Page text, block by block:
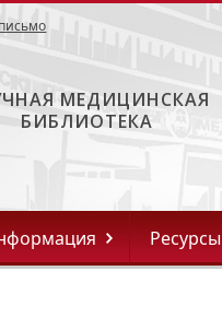
МЕДИЦИНСКАЯ
БИБЛИОТЕКА
Ресурсы